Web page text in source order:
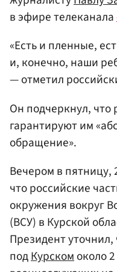
в эфире телеканала
«Есть и пленные,
и, конечно, наши
— отметил
Он подчеркнул, что
гарантируют им
обращение».
Вечером в пятницу,
что российские
окружения вокруг
(ВСУ) в Курской
Президент
подКурскомоколо